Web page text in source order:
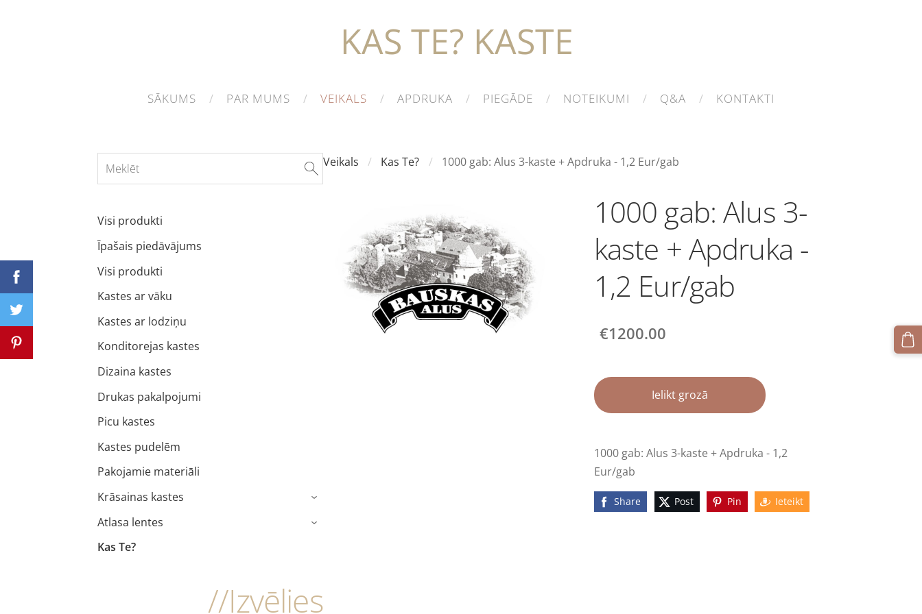
KAS TE? KASTE
SĀKUMS PAR MUMS VEIKALS APDRUKA PIEGĀDE NOTEIKUMI Q&A KONTAKTI
Visi produkti
Īpašais piedāvājums
Visi produkti
Kastes ar vāku
Kastes ar lodziņu
Konditorejas kastes
Dizaina kastes
Drukas pakalpojumi
Picu kastes
Kastes pudelēm
Pakojamie materiāli
Krāsainas kastes
›
Atlasa lentes ›
Kas Te?
//Izvēlies
Veikals Kas Te? 1000 gab: Alus 3-kaste + Apdruka - 1,2 Eur/gab
1000 gab: Alus 3-
kaste + Apdruka -
1,2 Eur/gab
€1200.00
Ielikt grozā
1000 gab: Alus 3-kaste + Apdruka - 1,2
Eur/gab
Share Post Pin Ieteikt